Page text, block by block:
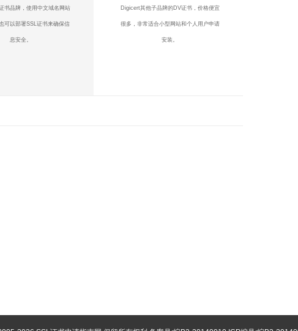
书品牌，使用中文域名网站
可以部署SSL证书来确保信
息安全。
Digicert其他子品牌的DV证书，价格便宜
很多，非常适合小型网站和个人用户申请
安装。